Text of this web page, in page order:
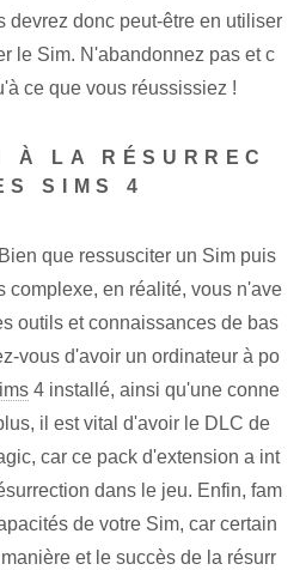
devrez donc peut-être en utiliser
le Sim. N'abandonnez pas et c
ce que vous réussissiez !
À LA RÉSURREC
SIMS 4
Bien que ressusciter un Sim puis
complexe, en réalité, vous n'ave
outils et connaissances de bas
vous d'avoir un ordinateur à po
4 installé, ainsi qu'une conne
il est vital d'avoir le DLC de
car ce pack d'extension a int
dans le jeu. Enfin, fam
de votre Sim, car certain
et le succès de la résurr